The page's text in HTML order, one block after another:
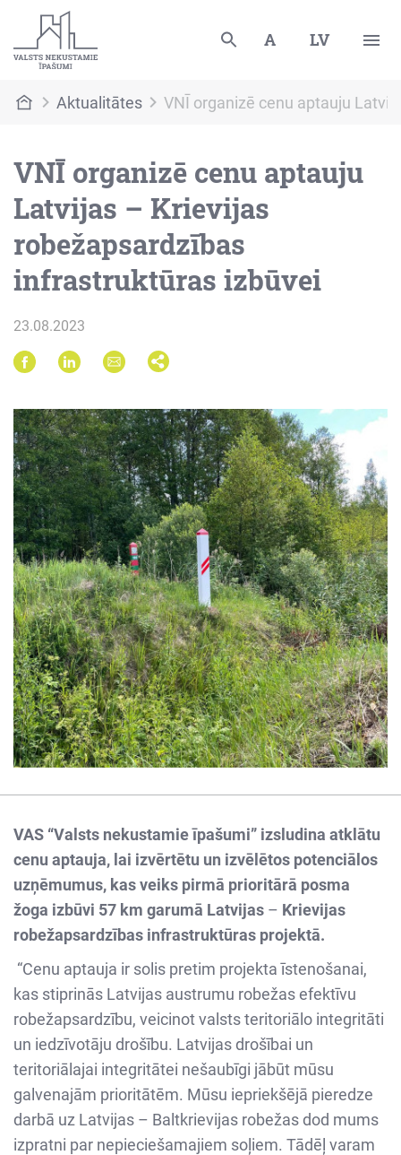
A LV
Aktualitātes VNĪ organizē cenu aptauju
VNĪ organizē cenu aptauju
Latvijas – Krievijas
robežapsardzības
infrastruktūras izbūvei
23.08.2023
VAS “Valsts nekustamie īpašumi” izsludina atklātu
cenu aptauja, lai izvērtētu un izvēlētos potenciālos
uzņēmumus, kas veiks pirmā prioritārā posma
žoga izbūvi 57 km garumā Latvijas – Krievijas
robežapsardzības infrastruktūras projektā.
“Cenu aptauja ir solis pretim projekta īstenošanai,
kas stiprinās Latvijas austrumu robežas efektīvu
robežapsardzību, veicinot valsts teritoriālo integritāti
un iedzīvotāju drošību. Latvijas drošībai un
teritoriālajai integritātei nešaubīgi jābūt mūsu
galvenajām prioritātēm. Mūsu iepriekšējā pieredze
darbā uz Latvijas – Baltkrievijas robežas dod mums
izpratni par nepieciešamajiem soļiem. Tādēļ varam